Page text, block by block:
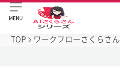
MENU
TOP ワークフローさくらさん